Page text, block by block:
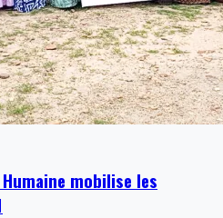
mobilise les